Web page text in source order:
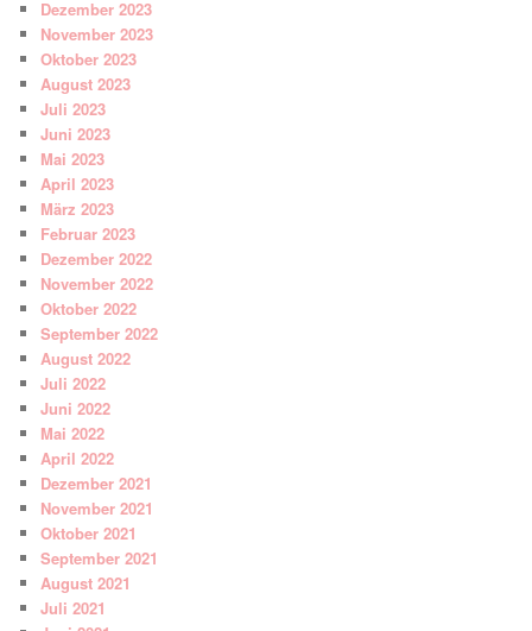
Dezember 2023
November 2023
Oktober 2023
August 2023
Juli 2023
Juni 2023
Mai 2023
April 2023
März 2023
Februar 2023
Dezember 2022
November 2022
Oktober 2022
September 2022
August 2022
Juli 2022
Juni 2022
Mai 2022
April 2022
Dezember 2021
November 2021
Oktober 2021
September 2021
August 2021
Juli 2021